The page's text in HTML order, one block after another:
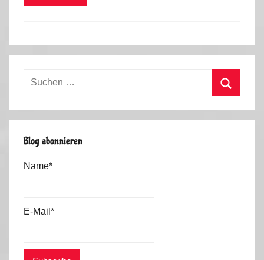
Suchen
Blog abonnieren
Name*
E-Mail*